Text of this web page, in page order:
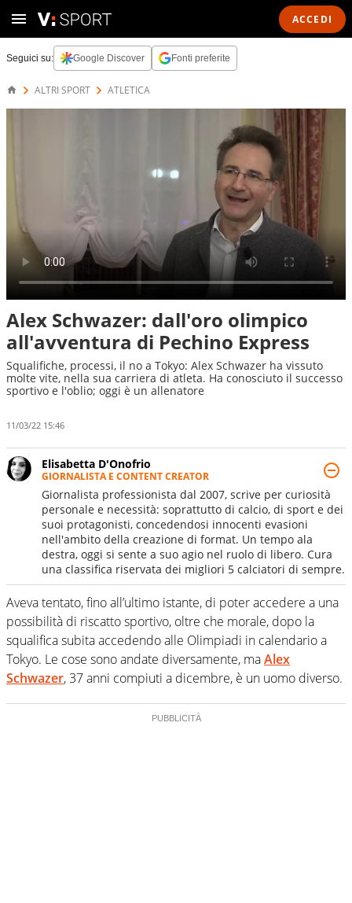
ACCEDI
Seguici su: Google Discover Fonti preferite
ALTRI SPORT ATLETICA
Alex Schwazer: dall'oro olimpico
all'avventura di Pechino Express
Squalifiche, processi, il no a Tokyo: Alex Schwazer ha vissuto
molte vite, nella sua carriera di atleta. Ha conosciuto il successo
sportivo e l'oblio; oggi è un allenatore
11/03/22 15:46
Elisabetta D'Onofrio
GIORNALISTA E CONTENT CREATOR
Giornalista professionista dal 2007, scrive per curiosità
personale e necessità: soprattutto di calcio, di sport e dei
suoi protagonisti, concedendosi innocenti evasioni
nell'ambito della creazione di format. Un tempo ala
destra, oggi si sente a suo agio nel ruolo di libero. Cura
una classifica riservata dei migliori 5 calciatori di sempre.
Aveva tentato, fino all’ultimo istante, di poter accedere a una
possibilità di riscatto sportivo, oltre che morale, dopo la
squalifica subita accedendo alle Olimpiadi in calendario a
Tokyo. Le cose sono andate diversamente, maAlex
Schwazer, 37 anni compiuti a dicembre, è un uomo diverso.